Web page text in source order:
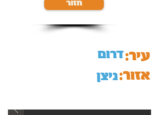
חזור
דרום
ניצן
עיר:
אזור: